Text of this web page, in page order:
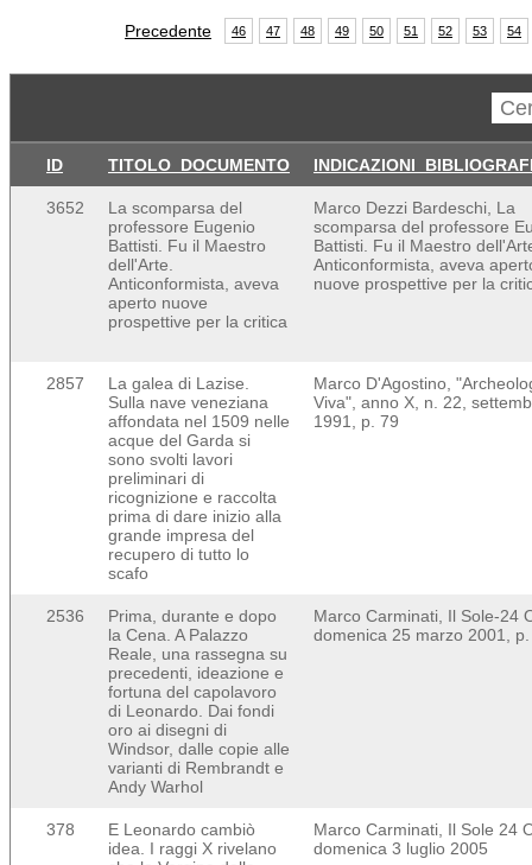
Precedente 46 47 48 49 50 51 52 53 54
ID TITOLO_DOCUMENTO
3652
La scomparsa del
professore Eugenio
Battisti. Fu il Maestro
dell'Arte.
Anticonformista, aveva
aperto nuove
prospettive per la critica
Marco Dezzi Bardeschi, La
scomparsa del professore
Battisti. Fu il Maestro
Anticonformista, aveva
nuove prospettive per la
2857
La galea di Lazise.
Sulla nave veneziana
affondata nel 1509 nelle
acque del Garda si
sono svolti lavori
preliminari di
ricognizione e raccolta
prima di dare inizio alla
grande impresa del
recupero di tutto lo
scafo
Marco D'Agostino,
Viva", anno X, n. 22,
1991, p. 79
2536
Prima, durante e dopo
la Cena. A Palazzo
Reale, una rassegna su
precedenti, ideazione e
fortuna del capolavoro
di Leonardo. Dai fondi
oro ai disegni di
Windsor, dalle copie alle
varianti di Rembrandt e
Andy Warhol
Marco Carminati, Il Sole-24
domenica 25 marzo 2001,
378
E Leonardo cambiò
idea. I raggi X rivelano
Marco Carminati, Il Sole 24
domenica 3 luglio 2005